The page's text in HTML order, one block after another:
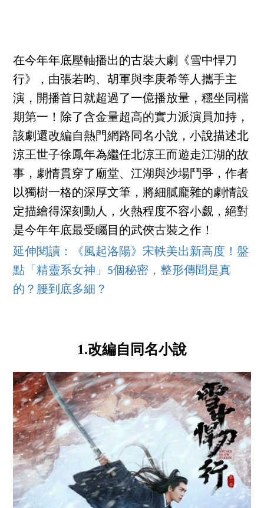
在今年年底壓軸播出的古裝大劇《雪中悍刀
行》，由張若昀、胡軍與李庚希等人攜手主
演，開播首日就超過了一億播放量，穩坐同檔
期第一！除了含金量超高的實力派演員加持，
該劇還改編自熱門網路同名小說，小說描述北
涼王世子徐鳳年為繼任北涼王而遊走江湖的故
事，劇情貫穿了廟堂、江湖與沙場鬥爭，作者
以獨樹一格的深厚文筆，將細膩龐雜的劇情設
定描繪得深刻動人，火熱程度不容小覷，絕對
是今年年底最受矚目的武俠古裝之作！
延伸閱讀：《風起洛陽》宋軼美出新高度！盤
點「精靈系女神」5個秘密，整形傳聞是真
的？腰到底多細？
1.改編自同名小說